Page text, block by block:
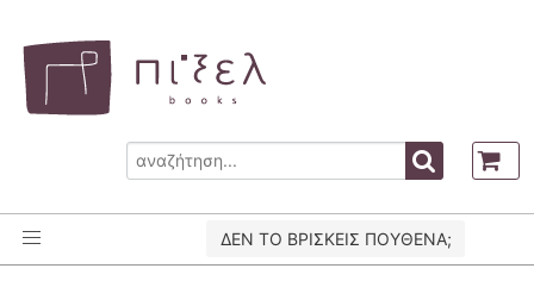
ΔΕΝ ΤΟ ΒΡΙΣΚΕΙΣ ΠΟΥΘΕΝΑ;